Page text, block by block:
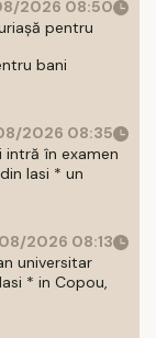
2026 08:50
pentru
bani
2026 08:35
intră în examen
Iasi * un
2026 08:13
universitar
* in Copou,